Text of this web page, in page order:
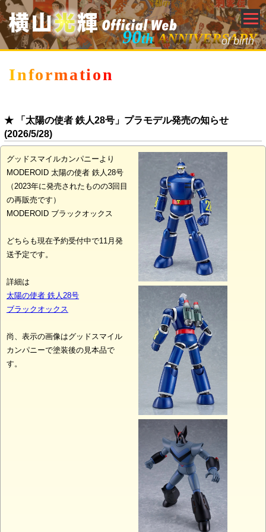
90th ANNIVERSARY
of birth
Information
★ 「太陽の使者 鉄人28号」プラモデル発売の知らせ
(2026/5/28)
グッドスマイルカンパニーより
MODEROID 太陽の使者 鉄人28号
（2023年に発売されたものの3回目
の再販売です）
MODEROID ブラックオックス
どちらも現在予約受付中で11月発
送予定です。
詳細は
太陽の使者 鉄人28号
ブラックオックス
尚、表示の画像はグッドスマイル
カンパニーで塗装後の見本品で
す。